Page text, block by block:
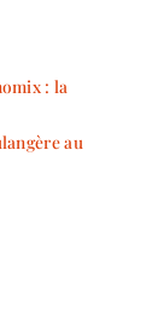
: la
au